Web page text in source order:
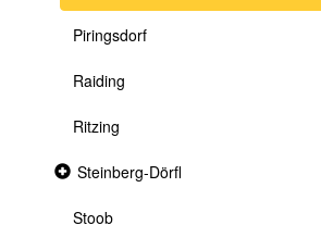
Piringsdorf
Raiding
Ritzing
Collapsed
Steinberg-Dörfl
Stoob